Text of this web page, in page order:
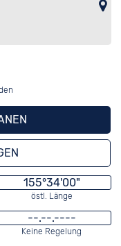
155°34'00"
östl. Länge
--.--.----
Keine Regelung